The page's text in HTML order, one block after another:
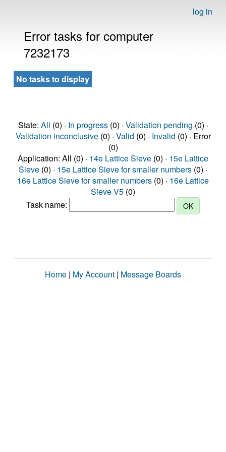
log in
Error tasks for computer
7232173
No tasks to display
State: All (0) · In progress(0) · Validation pending (0) ·
Validation inconclusive(0) · Valid (0) · Invalid (0) · Error
(0)
Application: All (0) · 14e Lattice Sieve (0) · 15e Lattice
Sieve (0) · 15e Lattice Sieve for smaller numbers (0) ·
16e Lattice Sieve for smaller numbers (0) · 16e Lattice
Sieve V5 (0)
Task name:
Home | My Account | Message Boards